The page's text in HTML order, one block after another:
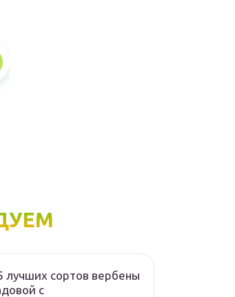
лучших сортов вербены
с